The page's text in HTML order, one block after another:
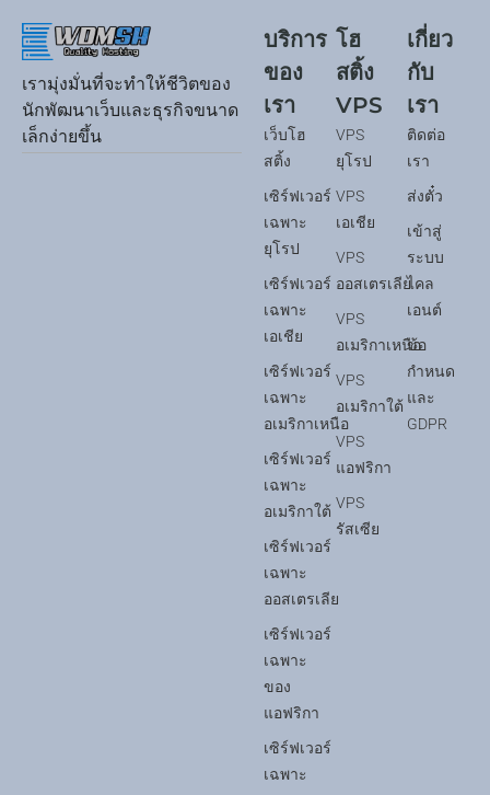
เรามุ่งมั่นที่จะทำให้ชีวิตของ
นักพัฒนาเว็บและธุรกิจขนาด
เล็กง่ายขึ้น
บริการ
ของ
เรา
เว็บโฮ
สติ้ง
เซิร์ฟเวอร์
เฉพาะ
ยุโรป
เซิร์ฟเวอร์
เฉพาะ
เอเชีย
เซิร์ฟเวอร์
เฉพาะ
อเมริกาเหนือ
เซิร์ฟเวอร์
เฉพาะ
อเมริกาใต้
เซิร์ฟเวอร์
เฉพาะ
ออสเตรเลีย
เซิร์ฟเวอร์
เฉพาะ
ของ
แอฟริกา
เซิร์ฟเวอร์
เฉพาะ
โฮ
สติ้ง
VPS
VPS
ยุโรป
VPS
เอเชีย
VPS
ออสเตรเลีย
VPS
อเมริกาเหนือ
VPS
อเมริกาใต้
VPS
แอฟริกา
VPS
รัสเซีย
เกี่ยว
กับ
เรา
ติดต่อ
เรา
ส่งตั๋ว
เข้าสู่
ระบบ
ไคล
เอนต์
ข้อ
กำหนด
และ
GDPR